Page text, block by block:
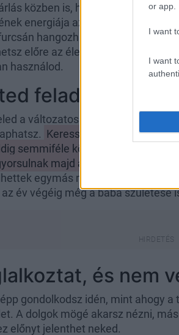
or app.
I want
I want
közben is, hogy elsétálnak
energiája azt üzeni neked:
hangozhat, de hidd el, most
előre az életedben, ha ezt az
használod.
feladat: lépj ki
a változatosságot, a
Keress egy új hobbit,
semmiféle közöd nem volt. Ha
majd a dolgok.
Az egyik
egymás mellett, sőt, még
év végéig még a baba
és nem
gondolkodsz idén, mint ahogy
A dolgok mögé akarsz nézni,
előnyt jelenthet neked.